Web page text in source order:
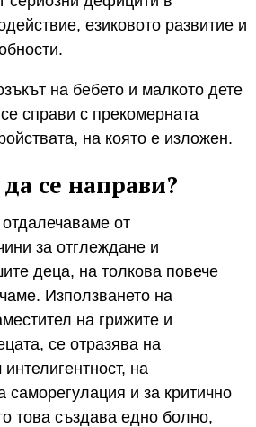
езиковото развитие и
на бебето и малкото дете
справи с прекомерната
на която е изложен.
се направи?
от
за отглеждане и
деца, на толкова повече
Използването на
на грижите и
се отразява на
на
саморегулация и за критично
това създава едно болно,